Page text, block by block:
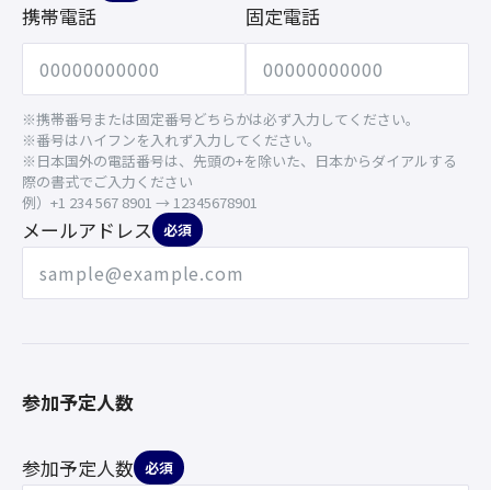
携帯電話 固定電話
※携帯番号または固定番号どちらかは必ず入力してください。
※番号はハイフンを入れず入力してください。
※日本国外の電話番号は、先頭の+を除いた、日本からダイアルする
際の書式でご入力ください
例）+1 234 567 8901 → 12345678901
メールアドレス 必須
参加予定人数
参加予定人数 必須